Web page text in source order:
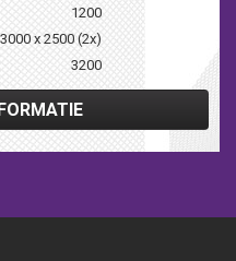
1200
3000 x 2500 (2x)
3200